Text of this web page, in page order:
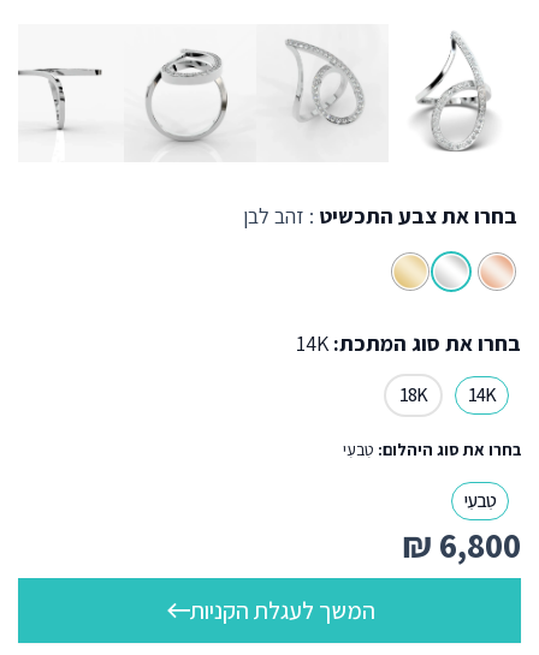
בחרו את צבע התכשיט : זהב לבן
בחרו את סוג המתכת:14K
18K 14K
בחרו את סוג היהלום: טִבעִי
טִבעִי
₪ 6,800
המשך לעגלת הקניות